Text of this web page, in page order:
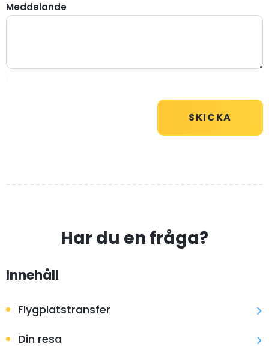
Meddelande
Har du en fråga?
Innehåll
Flygplatstransfer
Din resa